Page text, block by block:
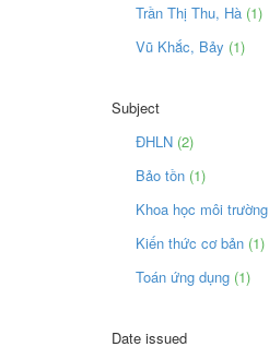
Trần Thị Thu, Hà (1)
Vũ Khắc, Bảy (1)
Subject
ĐHLN (2)
Bảo tồn (1)
Khoa học môi trường
Kiến thức cơ bản (1)
Toán ứng dụng (1)
Date issued